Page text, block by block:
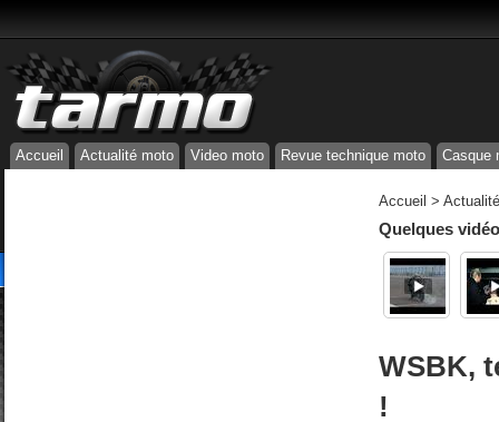
Accueil Actualité moto Video moto Revue technique moto Casque
Accueil >
Quelques
WSBK,
!